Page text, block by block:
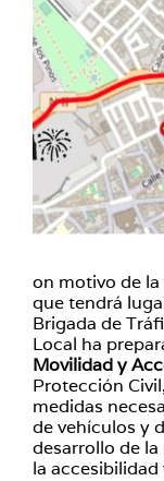
on motivo de la
que tendrá
Brigada de
Local ha
Movilidad y
Protección
medidas
de vehículos y
desarrollo de
la accesibilidad